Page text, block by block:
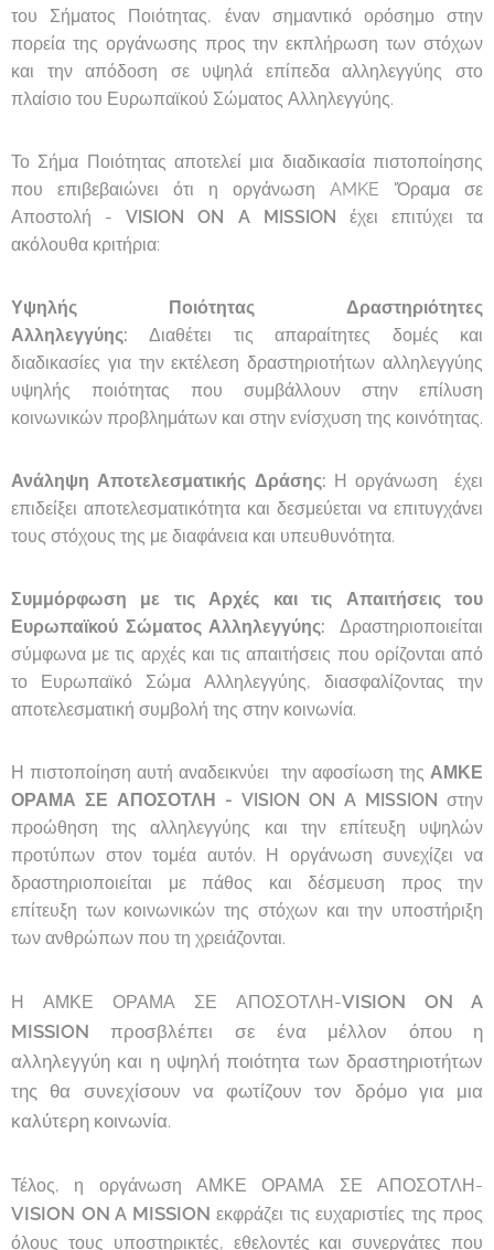
του Σήματος Ποιότητας, έναν σημαντικό ορόσημο στην
πορεία της οργάνωσης προς την εκπλήρωση των στόχων
και την απόδοση σε υψηλά επίπεδα αλληλεγγύης στο
πλαίσιο του Ευρωπαϊκού Σώματος Αλληλεγγύης.
Το Σήμα Ποιότητας αποτελεί μια διαδικασία πιστοποίησης
που επιβεβαιώνει ότι η οργάνωση AMKE 'Όραμα σε
Αποστολή - VISION ON A MISSION έχει επιτύχει τα
ακόλουθα κριτήρια:
Υψηλής Ποιότητας Δραστηριότητες
Αλληλεγγύης: Διαθέτει τις απαραίτητες δομές και
διαδικασίες για την εκτέλεση δραστηριοτήτων αλληλεγγύης
υψηλής ποιότητας που συμβάλλουν στην επίλυση
κοινωνικών προβλημάτων και στην ενίσχυση της κοινότητας.
Ανάληψη Αποτελεσματικής Δράσης: Η οργάνωση έχει
επιδείξει αποτελεσματικότητα και δεσμεύεται να επιτυγχάνει
τους στόχους της με διαφάνεια και υπευθυνότητα.
Συμμόρφωση με τις Αρχές και τις Απαιτήσεις του
Ευρωπαϊκού Σώματος Αλληλεγγύης:
Δραστηριοποιείται
σύμφωνα με τις αρχές και τις απαιτήσεις που ορίζονται από
το Ευρωπαϊκό Σώμα Αλληλεγγύης, διασφαλίζοντας την
αποτελεσματική συμβολή της στην κοινωνία.
Η πιστοποίηση αυτή αναδεικνύει την αφοσίωση της ΑΜΚΕ
ΟΡΑΜΑ ΣΕ ΑΠΟΣΟΤΛΗ - VISION ON A MISSION στην
προώθηση της αλληλεγγύης και την επίτευξη υψηλών
προτύπων στον τομέα αυτόν. Η οργάνωση συνεχίζει να
δραστηριοποιείται με πάθος και δέσμευση προς την
επίτευξη των κοινωνικών της στόχων και την υποστήριξη
των ανθρώπων που τη χρειάζονται.
Η ΑΜΚΕ ΟΡΑΜΑ ΣΕ ΑΠΟΣΟΤΛΗ-VISION ON A
MISSION προσβλέπει σε ένα μέλλον όπου η
αλληλεγγύη και η υψηλή ποιότητα των δραστηριοτήτων
της θα συνεχίσουν να φωτίζουν τον δρόμο για μια
καλύτερη κοινωνία.
Τέλος, η οργάνωση ΑΜΚΕ ΟΡΑΜΑ ΣΕ ΑΠΟΣΟΤΛΗ-
VISION ON A MISSION εκφράζει τις ευχαριστίες της προς
όλους τους υποστηρικτές, εθελοντές και συνεργάτες που